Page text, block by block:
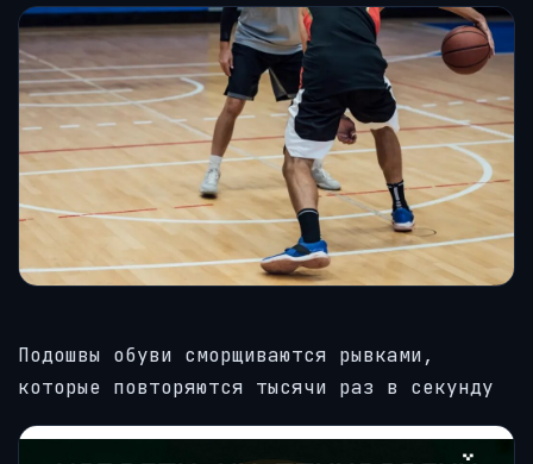
Подошвы обуви сморщиваются рывками,
которые повторяются тысячи раз в секунду